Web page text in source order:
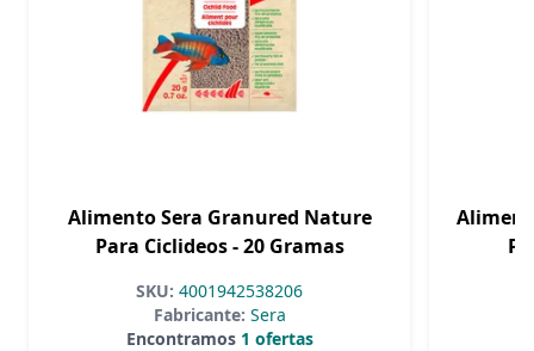
Alimento Sera Granured Nature
Para Ciclideos - 20 Gramas
SKU: 4001942538206
Fabricante: Sera
Encontramos1 ofertas